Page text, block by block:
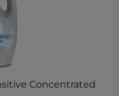
Concentrated